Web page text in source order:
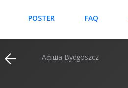
POSTER FAQ
Афіша Bydgoszcz